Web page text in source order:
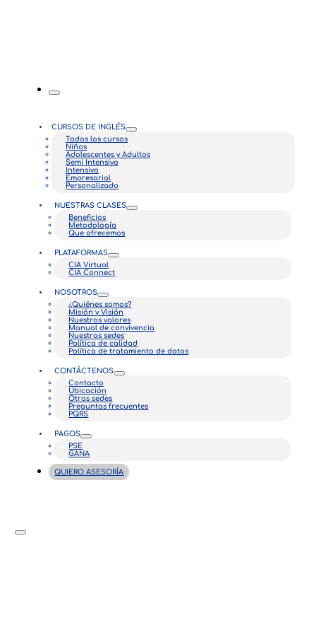
CURSOS DE INGLÉS
Todos los cursos
Niños
Adolescentes y Adultos
Semi Intensivo
Intensivo
Empresarial
Personalizado
NUESTRAS CLASES
Beneficios
Metodología
Que ofrecemos
PLATAFORMAS
CIA Virtual
CIA Connect
NOSOTROS
¿Quiénes somos?
Misión y Visión
Nuestros valores
Manual de convivencia
Nuestras sedes
Política de calidad
Política de tratamiento de datos
CONTÁCTENOS
Contacto
Ubicación
Otras sedes
Preguntas frecuentes
PQRS
PAGOS
PSE
GANA
QUIERO ASESORÍA